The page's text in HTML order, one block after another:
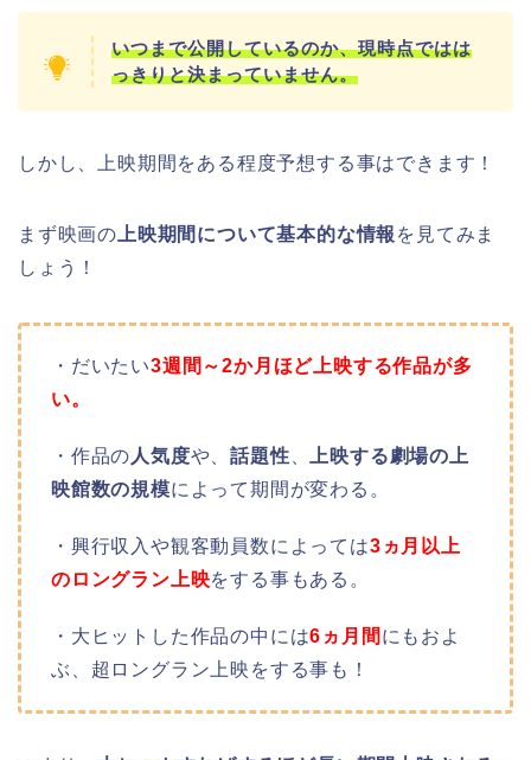
いつまで公開しているのか、現時点ではは
っきりと決まっていません。
しかし、上映期間をある程度予想する事はできます！
まず映画の 上映期間について基本的な情報 を見てみま
しょう！
・だいたい3週間～2か月ほど上映する作品が多
い。
・作品の 人気度や、話題性
上映する劇場の上
映館数の規模によって期間が変わる。
・興行収入や観客動員数によっては3ヵ月以上
のロングラン上映をする事もある。
・大ヒットした作品の中には6ヵ月間 にもおよ
ぶ、超ロングラン上映をする事も！